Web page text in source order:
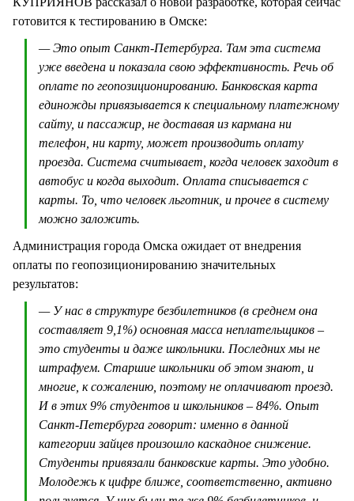
готовится к тестированию в Омске:
— Это опыт Санкт-Петербурга. Там эта система
уже введена и показала свою эффективность. Речь об
оплате по геопозиционированию. Банковская карта
единожды привязывается к специальному платежному
сайту, и пассажир, не доставая из кармана ни
телефон, ни карту, может производить оплату
проезда. Система считывает, когда человек заходит в
автобус и когда выходит. Оплата списывается с
карты. То, что человек льготник, и прочее в систему
можно заложить.
Администрация города Омска ожидает от внедрения
оплаты по геопозиционированию значительных
результатов:
— У нас в структуре безбилетников (в среднем она
составляет 9,1%) основная масса неплательщиков –
это студенты и даже школьники. Последних мы не
штрафуем. Старшие школьники об этом знают, и
многие, к сожалению, поэтому не оплачивают проезд.
И в этих 9% студентов и школьников – 84%. Опыт
Санкт-Петербурга говорит: именно в данной
категории зайцев произошло каскадное снижение.
Студенты привязали банковские карты. Это удобно.
Молодежь к цифре ближе, соответственно, активно